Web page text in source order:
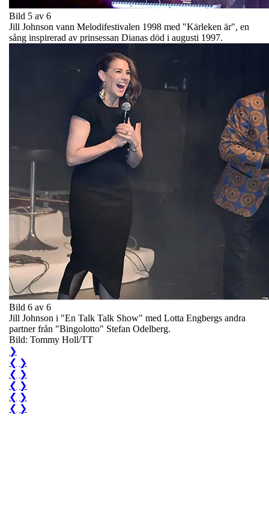
Bild 5 av 6
Jill Johnson vann Melodifestivalen 1998 med "Kärleken är", en
sång inspirerad av prinsessan Dianas död i augusti 1997.
Bild 6 av 6
Jill Johnson i "En Talk Talk Show" med Lotta Engbergs andra
partner från "Bingolotto" Stefan Odelberg.
Bild: Tommy Holl/TT
❯
❮ ❯
❮ ❯
❮ ❯
❮ ❯
❮ ❯